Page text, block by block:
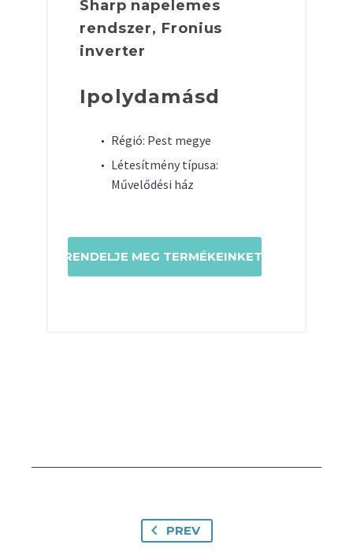
Sharp napelemes
rendszer, Fronius
inverter
Ipolydamásd
Régió: Pest megye
Létesítmény típusa:
Művelődési ház
RENDELJE MEG TERMÉKEINKET!
PREV